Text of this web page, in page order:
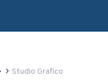
Studio Grafico